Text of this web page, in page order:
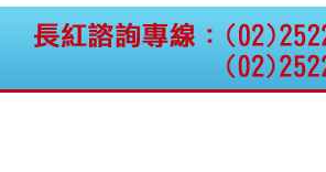
將捷:代子公司忠明營造
工程股份有限公司公告
「新北市淡水區海鷗段
阿波羅電力:公告本公司